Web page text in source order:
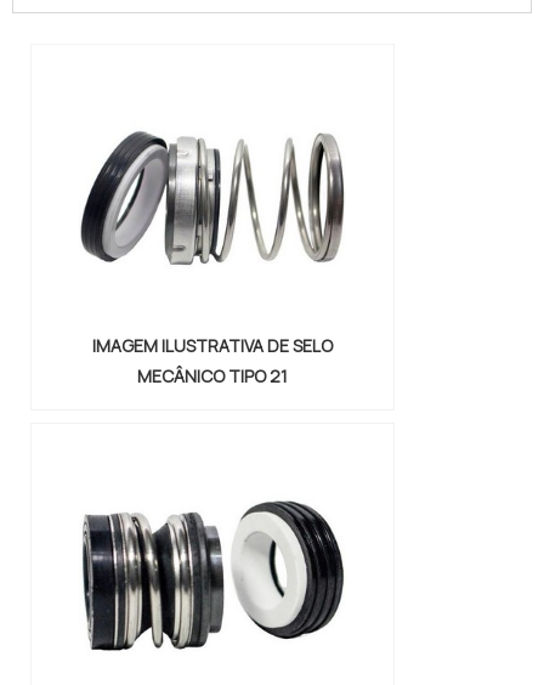
com facilidade nos aparelhos com
selagem reduzida. Existe a
possibilidade de utilizar o “O”ring...
IMAGEM ILUSTRATIVA DE SELO
MECÂNICO TIPO 21